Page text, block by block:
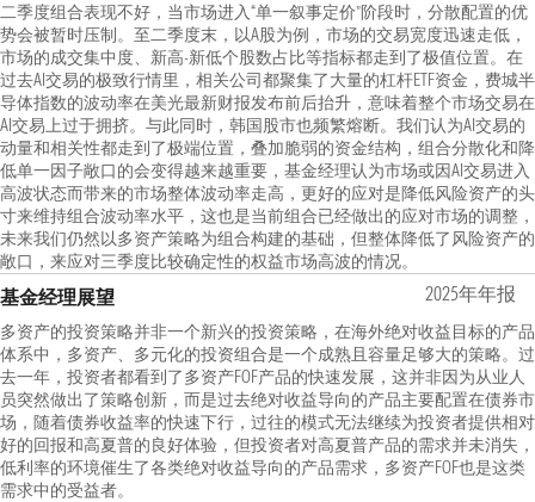
二季度组合表现不好，当市场进入“单一叙事定价”阶段时，分散配置的优
势会被暂时压制。至二季度末，以A股为例，市场的交易宽度迅速走低，
市场的成交集中度、新高-新低个股数占比等指标都走到了极值位置。在
过去AI交易的极致行情里，相关公司都聚集了大量的杠杆ETF资金，费城半
导体指数的波动率在美光最新财报发布前后抬升，意味着整个市场交易在
AI交易上过于拥挤。与此同时，韩国股市也频繁熔断。我们认为AI交易的
动量和相关性都走到了极端位置，叠加脆弱的资金结构，组合分散化和降
低单一因子敞口的会变得越来越重要，基金经理认为市场或因AI交易进入
高波状态而带来的市场整体波动率走高，更好的应对是降低风险资产的头
寸来维持组合波动率水平，这也是当前组合已经做出的应对市场的调整，
未来我们仍然以多资产策略为组合构建的基础，但整体降低了风险资产的
敞口，来应对三季度比较确定性的权益市场高波的情况。
基金经理展望 2025年年报
多资产的投资策略并非一个新兴的投资策略，在海外绝对收益目标的产品
体系中，多资产、多元化的投资组合是一个成熟且容量足够大的策略。过
去一年，投资者都看到了多资产FOF产品的快速发展，这并非因为从业人
员突然做出了策略创新，而是过去绝对收益导向的产品主要配置在债券市
场，随着债券收益率的快速下行，过往的模式无法继续为投资者提供相对
好的回报和高夏普的良好体验，但投资者对高夏普产品的需求并未消失，
低利率的环境催生了各类绝对收益导向的产品需求，多资产FOF也是这类
需求中的受益者。